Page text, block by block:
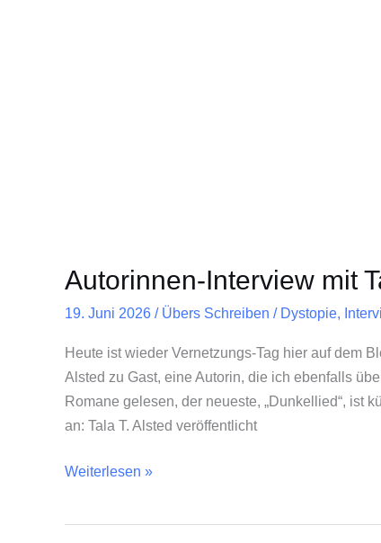
Autorinnen-Interview mit
19. Juni 2026 / Übers Schreiben / Dystopie,
Heute ist wieder Vernetzungs-Tag hier auf dem
Alsted zu Gast, eine Autorin, die ich ebenfalls
Romane gelesen, der neueste, „Dunkellied“, ist
an: Tala T. Alsted veröffentlicht
Weiterlesen »